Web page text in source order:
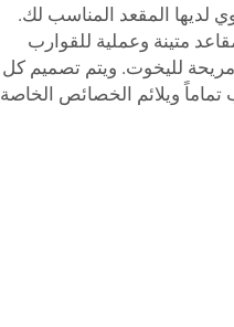
لديها المقعد المناسب لك.
متينة وعملية للقوارب
لليخوت. ويتم تصميم كل
ويلائم الخصائص الخاصة